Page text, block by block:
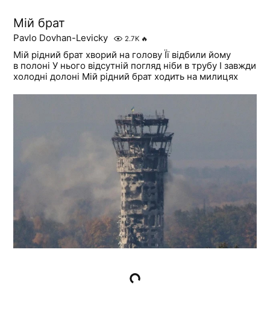
Мій брат
Pavlo Dovhan-Levicky 2.7K 🔥
Мій рідний брат хворий на голову Її відбили йому
в полоні У нього відсутній погляд ніби в трубу І завжди
холодні долоні Мій рідний брат ходить на милицях